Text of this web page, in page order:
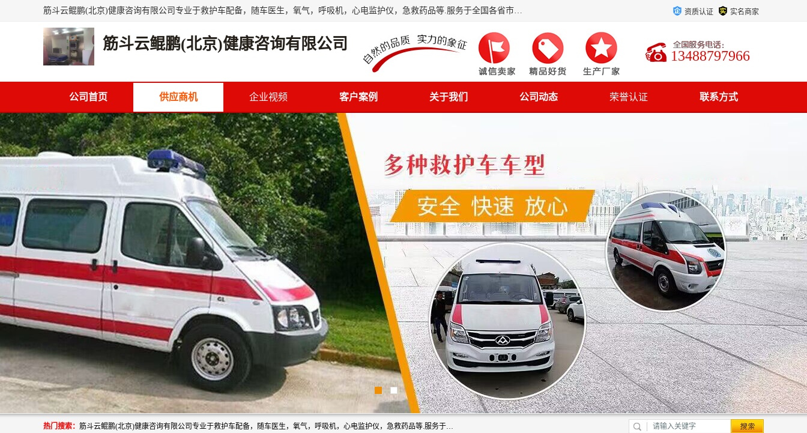
筋斗云鲲鹏(北京)健康咨询有限公司专业于救护车配备，随车医生，氧气，呼吸机，心电监护仪，急救药品等.服务于全国各省市之间伤病员和病愈者及家属的往返接送，及其他需要救护车特需服务的各项业务；承接各种会议、比赛、影视拍摄等所需的救护车服务；承接跨各省市救护*、救护车送病人到机场和火车站等各个指定区域。 资质认证 实名商家
筋斗云鲲鹏(北京)健康咨询有限公司
13488797966
公司首页 供应商机 企业视频 客户案例 关于我们 公司动态 荣誉认证 联系方式
热门搜索： 筋斗云鲲鹏(北京)健康咨询有限公司专业于救护车配备，随车医生，氧气，呼吸机，心电监护仪，急救药品等.服务于全国各省市之间伤病员和病愈者及家属的往返接送，及其他需要救护车特需服务的各项业务；承接各种会议、比赛、影视拍摄等所需的救护车服务；承接跨各省市救护*、救护车送病人到机场和火车站等各个指定区域。